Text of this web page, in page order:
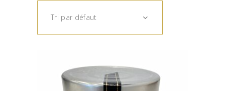
Tri par défaut